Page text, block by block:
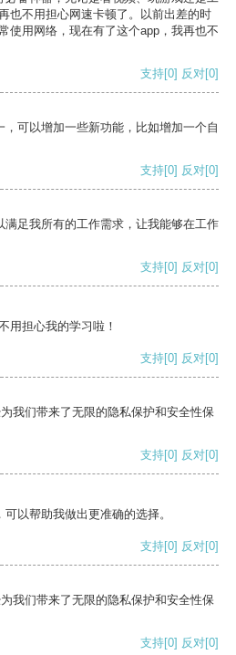
也不用担心网速卡顿了。以前出差的时
使用网络，现在有了这个app，我再也不
支持[0] 反对[0]
可以增加一些新功能，比如增加一个自
支持[0] 反对[0]
足我所有的工作需求，让我能够在工作
支持[0] 反对[0]
用担心我的学习啦！
支持[0] 反对[0]
我们带来了无限的隐私保护和安全性保
支持[0] 反对[0]
以帮助我做出更准确的选择。
支持[0] 反对[0]
我们带来了无限的隐私保护和安全性保
支持[0] 反对[0]